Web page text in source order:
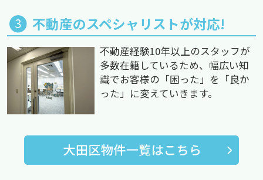
不動産のスペシャリストが対応!
不動産経験10年以上のスタッフが
多数在籍しているため、幅広い知
識でお客様の「困った」を「良か
った」に変えていきます。